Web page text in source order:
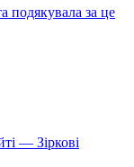
подякувала за це
— Зіркові